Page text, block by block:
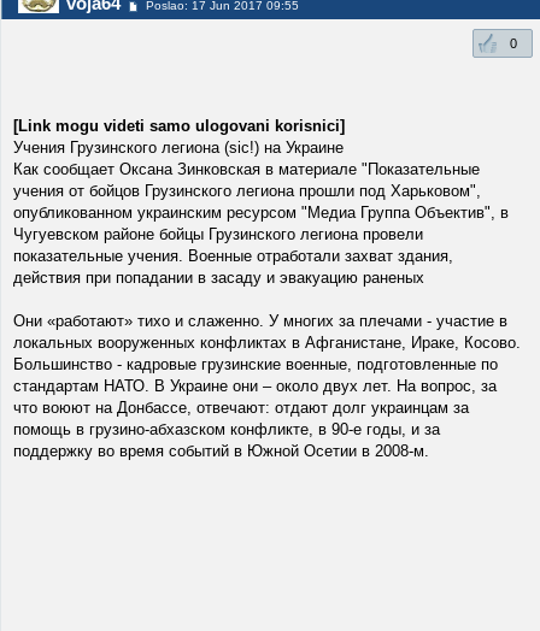
Poslao: 17 Jun 2017 09:55
0
[Link mogu videti samo ulogovani korisnici]
Учения Грузинского легиона (sic!) на Украине
Как сообщает Оксана Зинковская в материале "Показательные
учения от бойцов Грузинского легиона прошли под Харьковом",
опубликованном украинским ресурсом "Медиа Группа Объектив", в
Чугуевском районе бойцы Грузинского легиона провели
показательные учения. Военные отработали захват здания,
действия при попадании в засаду и эвакуацию раненых
Они «работают» тихо и слаженно. У многих за плечами - участие в
локальных вооруженных конфликтах в Афганистане, Ираке, Косово.
Большинство - кадровые грузинские военные, подготовленные по
стандартам НАТО. В Украине они – около двух лет. На вопрос, за
что воюют на Донбассе, отвечают: отдают долг украинцам за
помощь в грузино-абхазском конфликте, в 90-е годы, и за
поддержку во время событий в Южной Осетии в 2008-м.